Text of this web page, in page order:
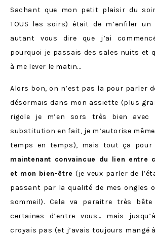
Sachant que mon petit plaisir du
TOUS les soirs) était de m’enfiler un
autant vous dire que j’ai
pourquoi je passais des sales nuits et
à me lever le matin…
Alors bon, on n’est pas la pour parler
désormais dans mon assiette (plus
rigole je m’en sors très bien avec
substitution en fait, je m’autorise
temps en temps), mais tout ça pour
maintenant convaincue du lien entre
et mon bien-être (je veux parler de
passant par la qualité de mes ongles
sommeil). Cela va paraitre très
certaines d’entre vous… mais
croyais pas (et j’avais toujours mangé